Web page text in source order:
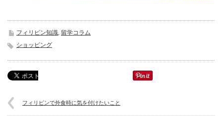
フィリピン知識, 留学コラム
ショッピング
フィリピンで外食時に気を付けたいこと